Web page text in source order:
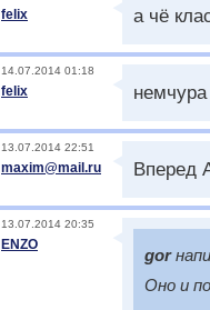
felix а чё
14.07.2014 01:18
felix
13.07.2014 22:51
maxim@mail.ru Вперед
13.07.2014 20:35
ENZO
gor
Оно и